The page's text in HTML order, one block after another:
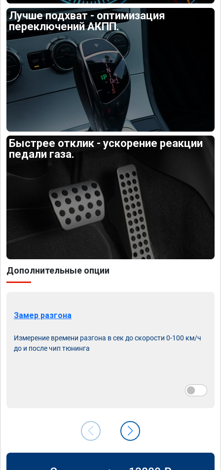
Лучше подхват - оптимизация
переключений АКПП.
Быстрее отклик - ускорение реакции
педали газа.
Дополнительные опции
Замер разгона
Измерение времени разгона в сек до скорости 0-100 км/ч
до и после чип тюнинга